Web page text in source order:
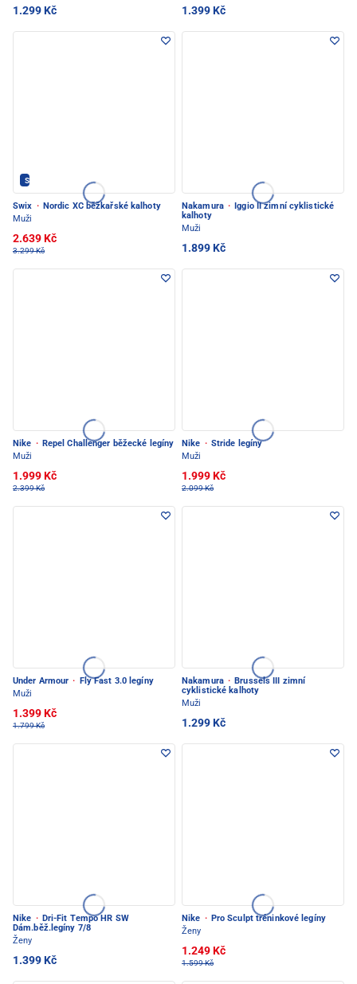
1.299 Kč 1.399 Kč
SWIX - PEC POD SNĚŽKOU
Swix · Nordic XC běžkařské kalhoty
Muži
2.639 Kč
3.299 Kč
Nakamura ·
Iggio II zimní cyklistické
kalhoty
Muži
1.899 Kč
Nike · Repel Challenger běžecké legíny
Muži
1.999 Kč
2.399 Kč
Nike · Stride legíny
Muži
1.999 Kč
2.099 Kč
Under Armour ·
Fly Fast 3.0 legíny
Muži
1.399 Kč
1.799 Kč
Nakamura · Brussels III zimní
cyklistické kalhoty
Muži
1.299 Kč
Nike · Dri-Fit Tempo HR SW
Dám.běž.legíny 7/8
Ženy
1.399 Kč
Nike · Pro Sculpt tréninkové legíny
Ženy
1.249 Kč
1.599 Kč